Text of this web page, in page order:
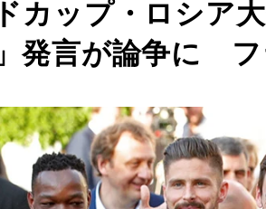
カップ・ロシア
発言が論争に フ